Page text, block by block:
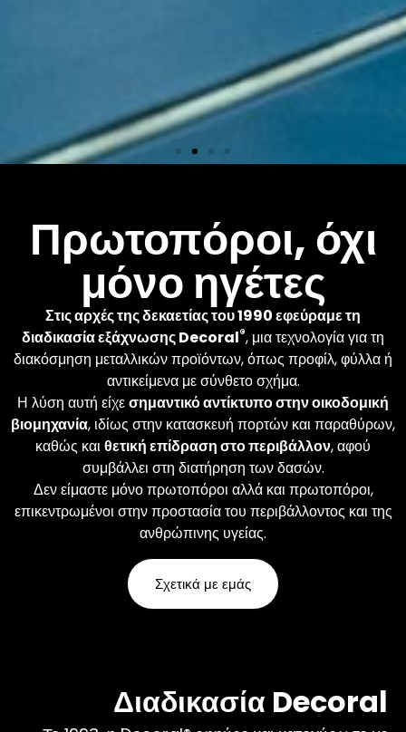
Εξοπλισμός
Περισσότερα από 600
μηχανήματα Decoral
παγκοσμίως. Εφαρμόζετε τα
φινιρίσματα που θέλετε.
Μάθετε περισσότερα
Πρωτοπόροι, όχι
μόνο ηγέτες
Στις αρχές της δεκαετίας του 1990 εφεύραμε τη
διαδικασία εξάχνωσης Decoral®, μια τεχνολογία για τη
διακόσμηση μεταλλικών προϊόντων, όπως προφίλ, φύλλα ή
αντικείμενα με σύνθετο σχήμα.
Η λύση αυτή είχεσημαντικό αντίκτυπο στην οικοδομική
βιομηχανία, ιδίως στην κατασκευή πορτών και παραθύρων,
καθώς και θετική επίδραση στο περιβάλλον, αφού
συμβάλλει στη διατήρηση των δασών.
Δεν είμαστε μόνο πρωτοπόροι αλλά και πρωτοπόροι,
επικεντρωμένοι στην προστασία του περιβάλλοντος και της
ανθρώπινης υγείας.
Σχετικά με εμάς
Διαδικασία Decoral